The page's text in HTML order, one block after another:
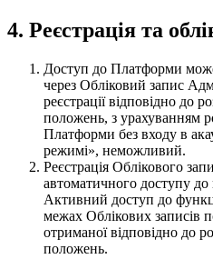
4. Реєстрація та
Доступ до Платформи
через Обліковий запис
реєстрації відповідно до
положень, з урахуванням
Платформи без входу в
режимі», неможливий.
Реєстрація Облікового
автоматичного доступу
Активний доступ до
межах Облікових записів
отриманої відповідно до
положень.